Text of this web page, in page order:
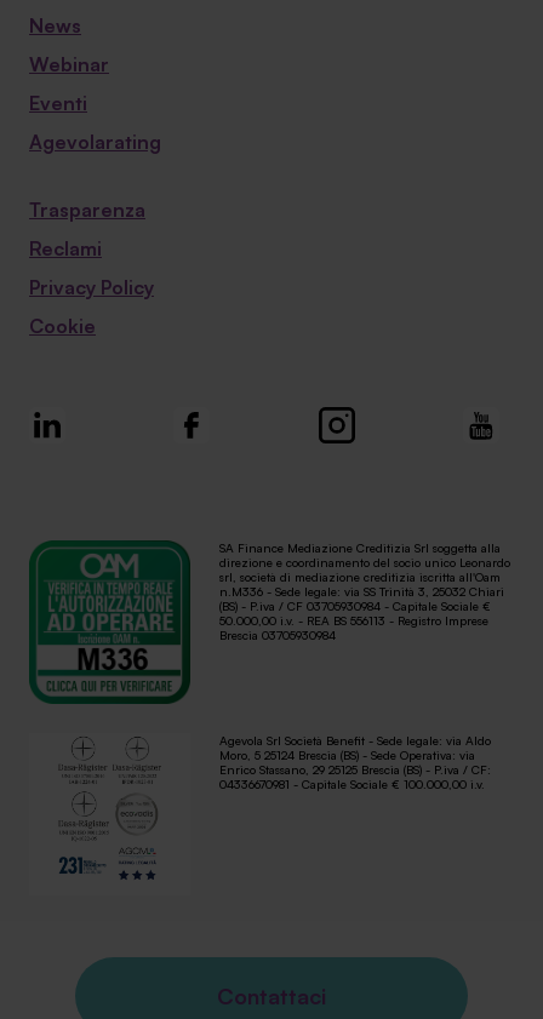
News
Webinar
Eventi
Agevolarating
Trasparenza
Reclami
Privacy Policy
Cookie
SA Finance Mediazione Creditizia Srl soggetta alla
direzione e coordinamento del socio unico Leonardo
srl, società di mediazione creditizia iscritta all'Oam
n.M336 - Sede legale: via SS Trinità 3, 25032 Chiari
(BS) - P.iva / CF 03705930984 - Capitale Sociale €
50.000,00 i.v. - REA BS 556113 - Registro Imprese
Brescia 03705930984
Agevola Srl Società Benefit - Sede legale: via Aldo
Moro, 5 25124 Brescia (BS) - Sede Operativa: via
Enrico Stassano, 29 25125 Brescia (BS) - P.iva / CF:
04336670981 - Capitale Sociale € 100.000,00 i.v.
Contattaci